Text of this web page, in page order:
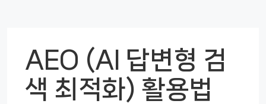
AEO (AI 답변형 검
색 최적화) 활용법